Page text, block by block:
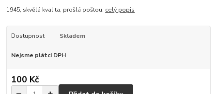
1945, skvělá kvalita, prošlá poštou, celý popis
Dostupnost Skladem
Nejsme plátci DPH
100 Kč